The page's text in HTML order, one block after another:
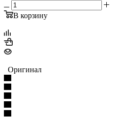
В корзину
Оригинал